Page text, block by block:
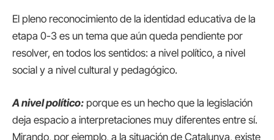
El pleno reconocimiento de la identidad educativa de la
etapa 0-3 es un tema que aún queda pendiente por
resolver, en todos los sentidos: a nivel político, a nivel
social y a nivel cultural y pedagógico.
A nivel político: porque es un hecho que la legislación
deja espacio a interpretaciones muy diferentes entre sí.
Mirando, por ejemplo, a la situación de Catalunya, existe